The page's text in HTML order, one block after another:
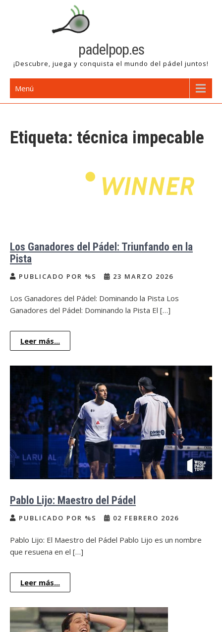
padelpop.es
¡Descubre, juega y conquista el mundo del pádel juntos!
Menú
Etiqueta: técnica impecable
Los Ganadores del Pádel: Triunfando en la
Pista
PUBLICADO POR %S 23 MARZO 2026
Los Ganadores del Pádel: Dominando la Pista Los
Ganadores del Pádel: Dominando la Pista El […]
Leer más...
Pablo Lijo: Maestro del Pádel
PUBLICADO POR %S 02 FEBRERO 2026
Pablo Lijo: El Maestro del Pádel Pablo Lijo es un nombre
que resuena en el […]
Leer más...